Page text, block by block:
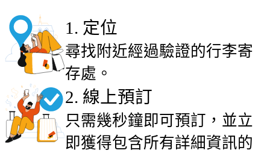
1 . 定位
尋找附近經過驗證的行李寄
存處。
2. 線上預訂
只需幾秒鐘即可預訂，並立
即獲得包含所有詳細資訊的